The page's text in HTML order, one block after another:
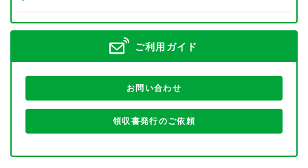
ご利用ガイド
お問い合わせ
領収書発行のご依頼